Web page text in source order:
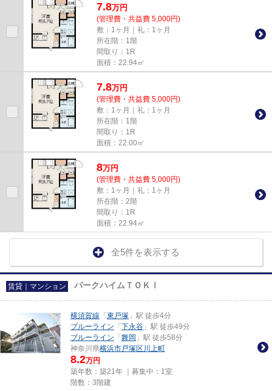
7.8万円
(管理費・共益費 5,000円)
敷：1ヶ月｜礼：1ヶ月
所在階：1階
間取り：1R
面積：22.94㎡
7.8万円
(管理費・共益費 5,000円)
敷：1ヶ月｜礼：1ヶ月
所在階：1階
間取り：1R
面積：22.00㎡
8万円
(管理費・共益費 5,000円)
敷：1ヶ月｜礼：1ヶ月
所在階：2階
間取り：1R
面積：22.94㎡
全5件を表示する
賃貸｜マンション パークハイムＴＯＫＩ
横須賀線 「 東戸塚 」駅 徒歩4分
ブルーライン 「 下永谷 」駅 徒歩49分
ブルーライン 「 舞岡 」駅 徒歩58分
神奈川県横浜市戸塚区 川上町
8.2万円
築年数：築21年 ｜募集中： 1室
階数：3階建